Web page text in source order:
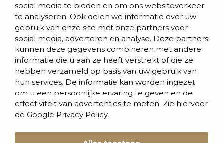
social media te bieden en om ons websiteverkeer
te analyseren. Ook delen we informatie over uw
gebruik van onze site met onze partners voor
social media, adverteren en analyse. Deze partners
kunnen deze gegevens combineren met andere
informatie die u aan ze heeft verstrekt of die ze
hebben verzameld op basis van uw gebruik van
hun services. De informatie kan worden ingezet
om u een persoonlijke ervaring te geven en de
effectiviteit van advertenties te meten. Zie hiervoor
de Google Privacy Policy.
Contact
Evenementen
Team
Werken bij BVD
Cookies